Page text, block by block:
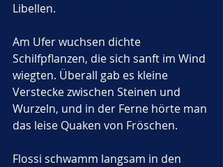
Libellen.
Am Ufer wuchsen dichte
Schilfpflanzen, die sich sanft im Wind
wiegten. Überall gab es kleine
Verstecke zwischen Steinen und
Wurzeln, und in der Ferne hörte man
das leise Quaken von Fröschen.
Flossi schwamm langsam in den